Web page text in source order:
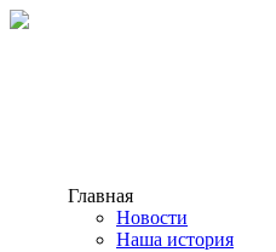
Главная
Новости
Наша история